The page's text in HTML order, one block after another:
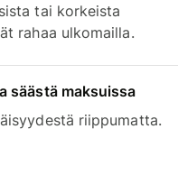
tai korkeista
rahaa ulkomailla.
säästä maksuissa
riippumatta.